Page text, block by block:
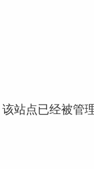
站点已经被管